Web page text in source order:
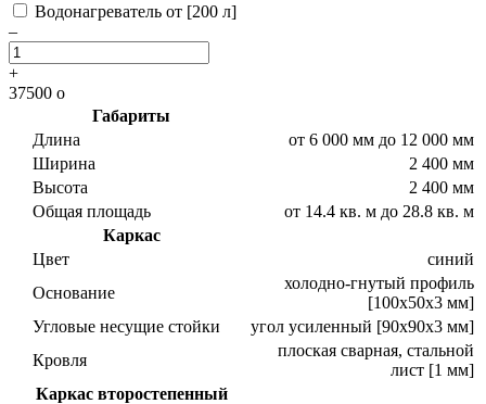
Водонагреватель от [200 л]
–
+
37500 o
Габариты
Длина
от 6 000 мм до 12 000 мм
Ширина
2 400 мм
Высота
2 400 мм
Общая площадь
от 14.4 кв. м до 28.8 кв. м
Каркас
Цвет
синий
Основание
холодно-гнутый профиль
[100х50х3 мм]
Угловые несущие стойки
угол усиленный [90х90х3 мм]
Кровля
плоская сварная, стальной
лист [1 мм]
Каркас второстепенный